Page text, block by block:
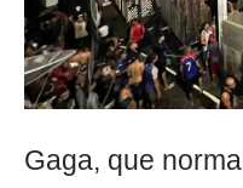
Gaga, que